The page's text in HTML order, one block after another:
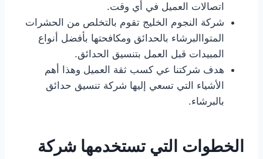
اتصالات العميل في أي وقت.
شركة النجوم الخليج تقوم بالتخلص من الحشرات
المتواالبرشاء بالحدائق ومكافحتها بأفضل أنواع
المبيدات قبل العمل بتنسيق الحدائق.
هدف شركتنا عي كسب ثقة العميل وهذا أهم
الأشياء التي تسعي إليها شركة تنسيق حدائق
بالبرشاء.
الخطوات التي تستخدمها شركة